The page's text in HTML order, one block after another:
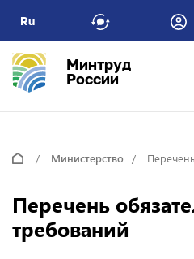
Ru
Минтруд
России
Министерство
Перечень
требований